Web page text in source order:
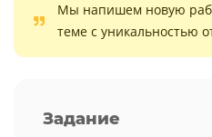
Мы напишем новую
теме с уникальностью
Задание